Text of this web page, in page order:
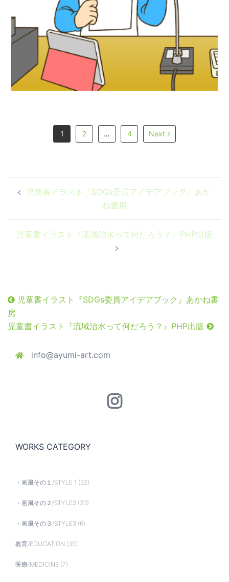
ク』あかね書房
1 2 … 4 Next
稿
ゲ
ン
児童書イラスト『SDGs委員アイデアブック』あか
ね書房
児童書イラスト『流域治水って何だろう？』PHP出版
児童書イラスト『SDGs委員アイデアブック』あかね書
房
児童書イラスト『流域治水って何だろう？』PHP出版
info@ayumi-art.com
Instagram
WORKS CATEGORY
・画風その１/STYLE 1 (32)
・画風その２/STYLE2 (20)
・画風その３/STYLE3 (6)
教育/EDUCATION (35)
医療/MEDICINE (7)